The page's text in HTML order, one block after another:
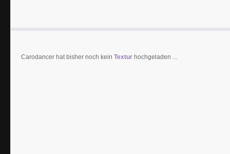
Carodancer hat bisher noch kein Textur hochgeladen ...